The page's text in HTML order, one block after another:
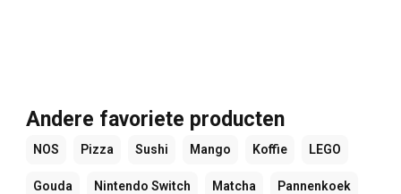
Andere favoriete producten
NOS Pizza Sushi Mango Koffie LEGO
Gouda Nintendo Switch Matcha Pannenkoek